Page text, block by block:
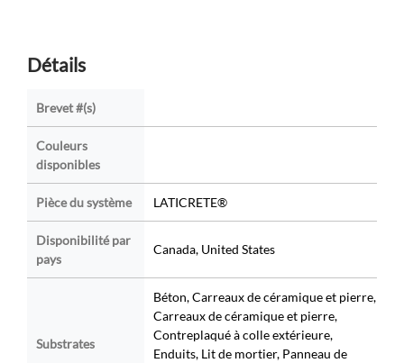
Détails
Brevet #(s)
Couleurs
disponibles
Pièce du système LATICRETE®
Disponibilité par
pays
Canada, United States
Substrates
Béton, Carreaux de céramique et pierre,
Carreaux de céramique et pierre,
Contreplaqué à colle extérieure,
Enduits, Lit de mortier, Panneau de